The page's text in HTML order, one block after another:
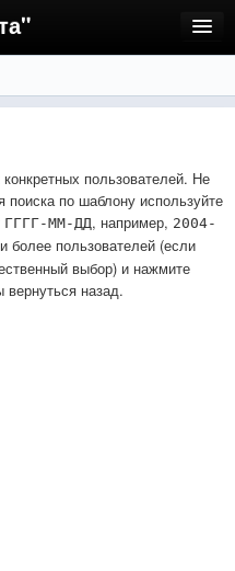
пользователей. Не
поиска по шаблону используйте
ГГГГ-ММ-ДД, например, 2004-
более пользователей (если
выбор) и нажмите
назад.